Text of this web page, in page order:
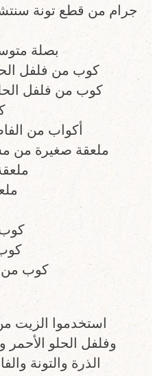
1 بصلة
1/2 كوب من فلفل
1/2 كوب من فلفل
2 أكواب من
2 ملعقة صغيرة من
1
1
1
1
1/2 كوب
استخدموا الزيت
وفلفل الحلو
الذرة والتونة